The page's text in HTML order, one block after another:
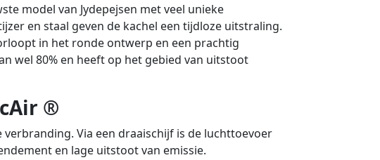
model van Jydepejsen met veel unieke
en staal geven de kachel een tijdloze uitstraling.
in het ronde ontwerp en een prachtig
wel 80% en heeft op het gebied van uitstoot
®
Via een draaischijf is de luchttoevoer
en lage uitstoot van emissie.